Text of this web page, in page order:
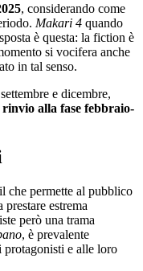
, considerando come
Makari 4 quando
è questa: la fiction è
si vocifera anche
in tal senso.
e dicembre,
rinvio alla fase febbraio-
che permette al pubblico
estrema
però una trama
, è prevalente
protagonisti e alle loro